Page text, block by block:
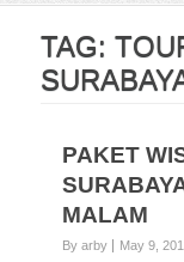
TAG:
PAKET
MALAM
By arby May 9,